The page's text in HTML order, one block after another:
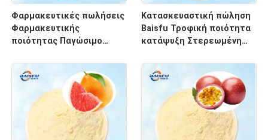
Φαρμακευτικές πωλήσεις
Φαρμακευτικής
ποιότητας Παγώσιμο
σκιουράς FD Πράσινη
κρεμμύδια σκόνη
καρυκευμάτων για σνακ
Κατασκευαστική πώληση
Baisfu Τροφική ποιότητα
κατάψυξη Στερεωμένη
καθαρή φυσική FD σκόνη
φρούτων για ποτά